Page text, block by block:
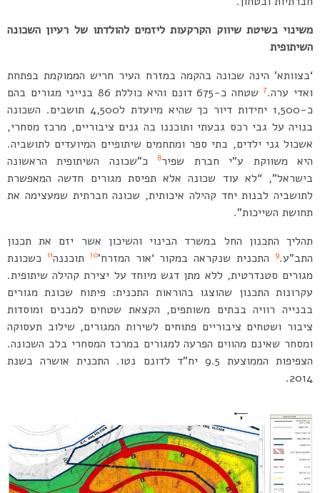
משינוי בשיטת שיווק הקרקעות ליזמים להולדתו של רעיון השכונה
השיתופית
‘בצוותא’ הינה שכונה בהקמה במזרח העיר חריש הממוקמת בפתחת
ואדי ערה.7
שטחה כ-675 דונם והיא כוללת 86 בנייני מגורים בהם
כ-1,500 יחידות דיור כך שהיא מיועדת ל4,500 תושבים. השכונה
בנויה על גבי רכס גבעתי ותוכננו בה גנים ציבוריים, מרכז מסחרי,
אשכול גני ילדים, בתי ספר ומתחמים שיתופיים המיועדים לתושביה.
היא משווקת ע”י חברת שפיר8
כ”שכונה השיתופית הראשונה
בישראל”, “לא עוד שכונה אלא תפיסת מגורים חדשה המאפשרת
לתושביה לבנות יחד קהילה איכותית, שכונה חברתית שמעצימה את
תחושת השייכות”.
תהליך התכנון החל במשרד הבינוי והשיכון אשר יזם את תכנון
התב”ע.9 התכנית שנקראה במקור ‘אור המזרח’10 תוכננה11 כשכונת
מגורים סטנדרטית, ללא מתן דגש מיוחד על יצירת קהילה שיתופית.
עקרונות התכנון שהוצגו בהוראות התכנית: פיתוח שכונת מגורים
בבנייה רוויה בבתים משותפים, הקצאת שטחים למבנים ומוסדות
ציבור ושטחים ציבוריים פתוחים לשירות המגורים, שילוב תעסוקה
ומסחר שאינם מהווים הפרעה למגורים במרכז המסחרי בלב השכונה.
הצפיפות הממוצעת 9.5 יח”ד לדונם נטו. התכנית אושרה בשנת
2014.